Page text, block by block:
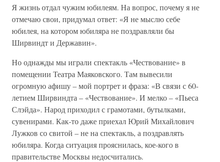
Я жизнь отдал чужим юбилеям. На вопрос, почему я не
отмечаю свои, придумал ответ: «Я не мыслю себе
юбилея, на котором юбиляра не поздравляли бы
Ширвиндт и Державин».
Но однажды мы играли спектакль «Чествование» в
помещении Театра Маяковского. Там вывесили
огромную афишу – мой портрет и фраза: «В связи с 60-
летием Ширвиндта – «Чествование». И мелко – «Пьеса
Слэйда». Народ приходил с грамотами, бутылками,
сувенирами. Как-то даже приехал Юрий Михайлович
Лужков со свитой – не на спектакль, а поздравлять
юбиляра. Когда ситуация прояснилась, кое-кого в
правительстве Москвы недосчитались.